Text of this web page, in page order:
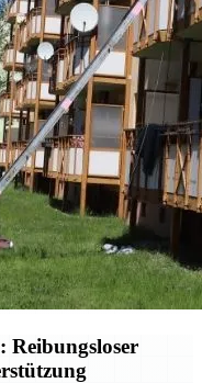
Reibungsloser